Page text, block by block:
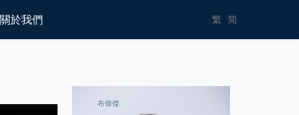
關於我們 繁 简
布偉傑